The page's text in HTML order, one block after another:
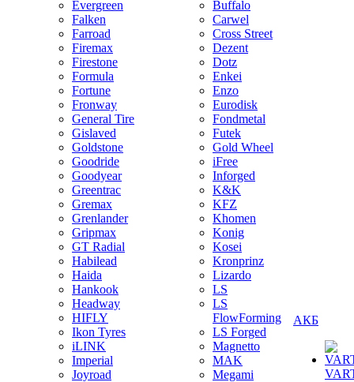
Evergreen
Falken
Farroad
Firemax
Firestone
Formula
Fortune
Fronway
General Tire
Gislaved
Goldstone
Goodride
Goodyear
Greentrac
Gremax
Grenlander
Gripmax
GT Radial
Habilead
Haida
Hankook
Headway
HIFLY
Ikon Tyres
iLINK
Imperial
Joyroad
Buffalo
Carwel
Cross Street
Dezent
Dotz
Enkei
Enzo
Eurodisk
Fondmetal
Futek
Gold Wheel
iFree
Inforged
K&K
KFZ
Khomen
Konig
Kosei
Kronprinz
Lizardo
LS
LS
FlowForming
LS Forged
Magnetto
MAK
Megami
АКБ